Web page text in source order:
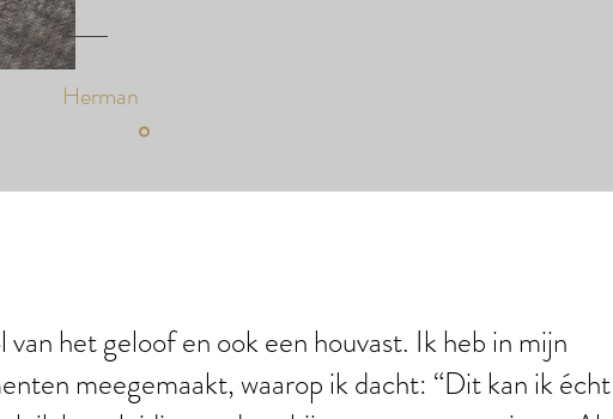
Herman
het geloof en ook een houvast. Ik heb in mijn
meegemaakt, waarop ik dacht: “Dit kan ik écht